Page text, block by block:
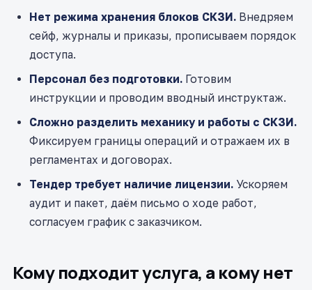
Нет режима хранения блоков СКЗИ. Внедряем
сейф, журналы и приказы, прописываем порядок
доступа.
Персонал без подготовки. Готовим
инструкции и проводим вводный инструктаж.
Сложно разделить механику и работы с СКЗИ.
Фиксируем границы операций и отражаем их в
регламентах и договорах.
Тендер требует наличие лицензии. Ускоряем
аудит и пакет, даём письмо о ходе работ,
согласуем график с заказчиком.
Кому подходит услуга, а кому нет